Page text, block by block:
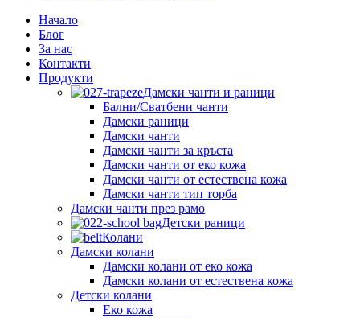
Начало
Блог
За нас
Контакти
Продукти
Дамски чанти и раници
Бални/Сватбени чанти
Дамски раници
Дамски чанти
Дамски чанти за кръста
Дамски чанти от еко кожа
Дамски чанти от естествена кожа
Дамски чанти тип торба
Дамски чанти през рамо
Детски рaници
Колани
Дамски колани
Дамски колани от еко кожа
Дамски колани от естествена кожа
Детски колани
Еко кожа